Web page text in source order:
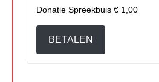
Donatie Spreekbuis € 1,00
BETALEN